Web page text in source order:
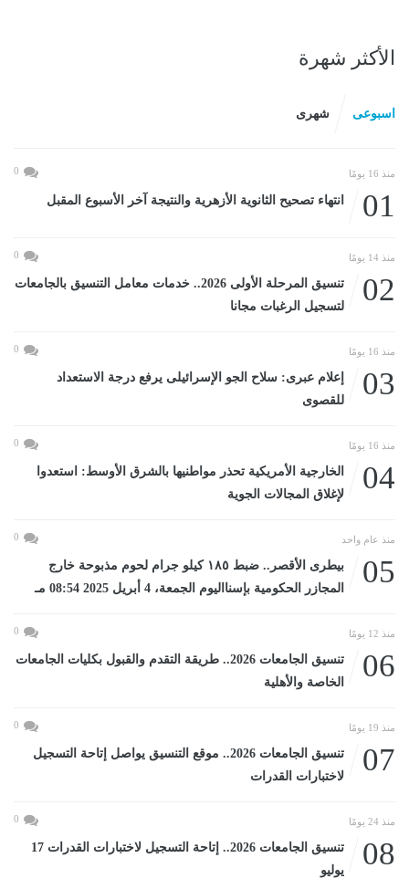
الأكثر شهرة
اسبوعى شهرى
منذ 16 يومًا 0
01 انتهاء تصحيح الثانوية الأزهرية والنتيجة آخر الأسبوع المقبل
منذ 14 يومًا 0
02
تنسيق المرحلة الأولى 2026.. خدمات معامل التنسيق بالجامعات
لتسجيل الرغبات مجانا
منذ 16 يومًا 0
03
إعلام عبرى: سلاح الجو الإسرائيلى يرفع درجة الاستعداد
للقصوى
منذ 16 يومًا 0
04
الخارجية الأمريكية تحذر مواطنيها بالشرق الأوسط: استعدوا
لإغلاق المجالات الجوية
منذ عام واحد 0
05
بيطرى الأقصر.. ضبط ١٨٥ كيلو جرام لحوم مذبوحة خارج
المجازر الحكومية بإسنااليوم الجمعة، 4 أبريل 2025 08:54 مـ
منذ 12 يومًا 0
06
تنسيق الجامعات 2026.. طريقة التقدم والقبول بكليات الجامعات
الخاصة والأهلية
منذ 19 يومًا 0
07
تنسيق الجامعات 2026.. موقع التنسيق يواصل إتاحة التسجيل
لاختبارات القدرات
منذ 24 يومًا 0
08
تنسيق الجامعات 2026.. إتاحة التسجيل لاختبارات القدرات 17
يوليو